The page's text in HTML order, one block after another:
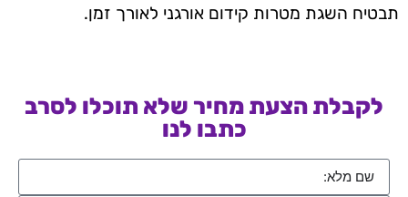
תבטיח השגת מטרות קידום אורגני לאורך זמן.
לקבלת הצעת מחיר שלא תוכלו לסרב
כתבו לנו